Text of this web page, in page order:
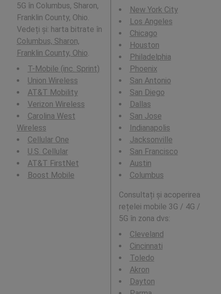
5G în Columbus, Sharon,
Franklin County, Ohio.
Vedeți și: harta bitrate în
Columbus, Sharon,
Franklin County, Ohio
T-Mobile (inc. Sprint)
Union Wireless
AT&T Mobility
Verizon Wireless
Carolina West
Wireless
Cellular One
U.S. Cellular
AT&T FirstNet
Boost Mobile
New York City
Los Angeles
Chicago
Houston
Philadelphia
Phoenix
San Antonio
San Diego
Dallas
San Jose
Indianapolis
Jacksonville
San Francisco
Austin
Columbus
Consultați și acoperirea
rețelei mobile 3G / 4G /
5G în zona dvs:
Cleveland
Cincinnati
Toledo
Akron
Dayton